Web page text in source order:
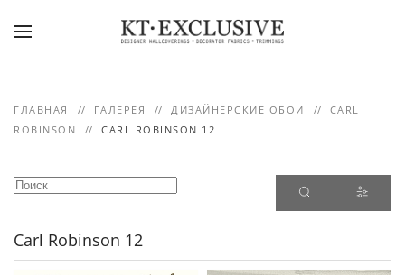
ГЛАВНАЯ ГАЛЕРЕЯ ДИЗАЙНЕРСКИЕ ОБОИ
CARL
ROBINSON
CARL ROBINSON 12
Carl Robinson 12